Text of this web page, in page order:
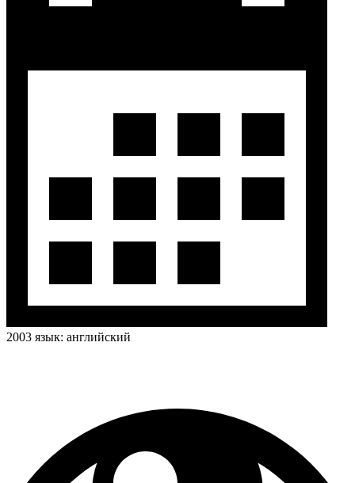
2003 язык: английский